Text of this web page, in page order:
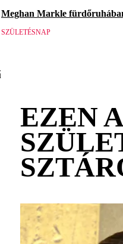
Meghan Markle
SZÜLETÉSNAP
EZEN